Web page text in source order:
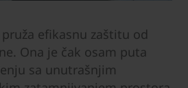
efikasnu zaštitu od
Ona je čak osam puta
sa unutrašnjim